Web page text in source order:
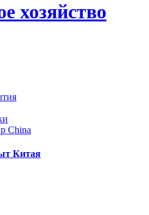
хозяйство
Китая